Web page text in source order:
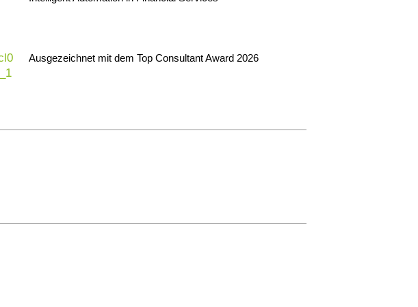
Ausgezeichnet mit dem Top Consultant Award 2026
Bitte beweise, dass du kein Spambot bist